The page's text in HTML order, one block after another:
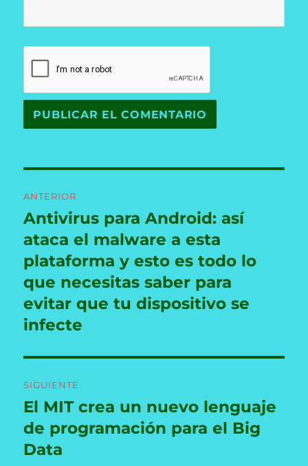
de
entradas
ANTERIOR
Entrada
anterior:
Antivirus para Android: así
ataca el malware a esta
plataforma y esto es todo lo
que necesitas saber para
evitar que tu dispositivo se
infecte
SIGUIENTE
Entrada
siguiente:
El MIT crea un nuevo lenguaje
de programación para el Big
Data